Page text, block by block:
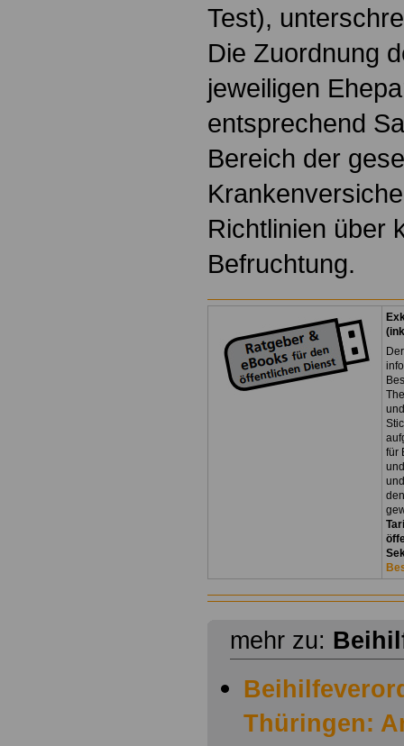
Test),
Die Zuordnung
jeweiligen
entsprechend
Bereich der
Richtlinien über
Befruchtung.
für
mehr zu:
Thüringen: